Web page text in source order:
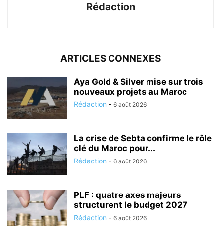
Rédaction
ARTICLES CONNEXES
Aya Gold & Silver mise sur trois
nouveaux projets au Maroc
Rédaction - 6 août 2026
La crise de Sebta confirme le rôle
clé du Maroc pour...
Rédaction - 6 août 2026
PLF : quatre axes majeurs
structurent le budget 2027
Rédaction - 6 août 2026